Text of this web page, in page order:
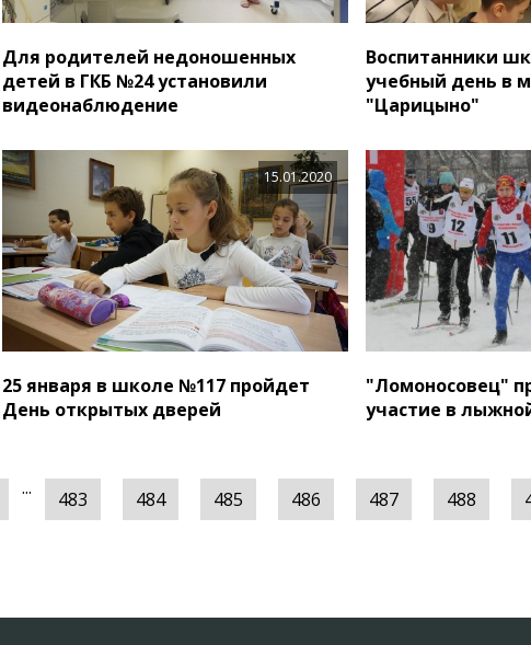
Для родителей недоношенных
детей в ГКБ №24 установили
видеонаблюдение
Воспитанники
учебный день в
"Царицыно"
15.01.2020
25 января в школе №117 пройдет
День открытых дверей
"Ломоносовец"
участие в
... 483 484 485 486 487 488